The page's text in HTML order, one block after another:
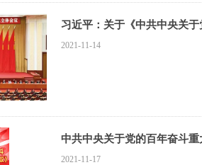
习近平：关于《中共中央关
2021-11-14
中共中央关于党的百年奋斗
2021-11-17